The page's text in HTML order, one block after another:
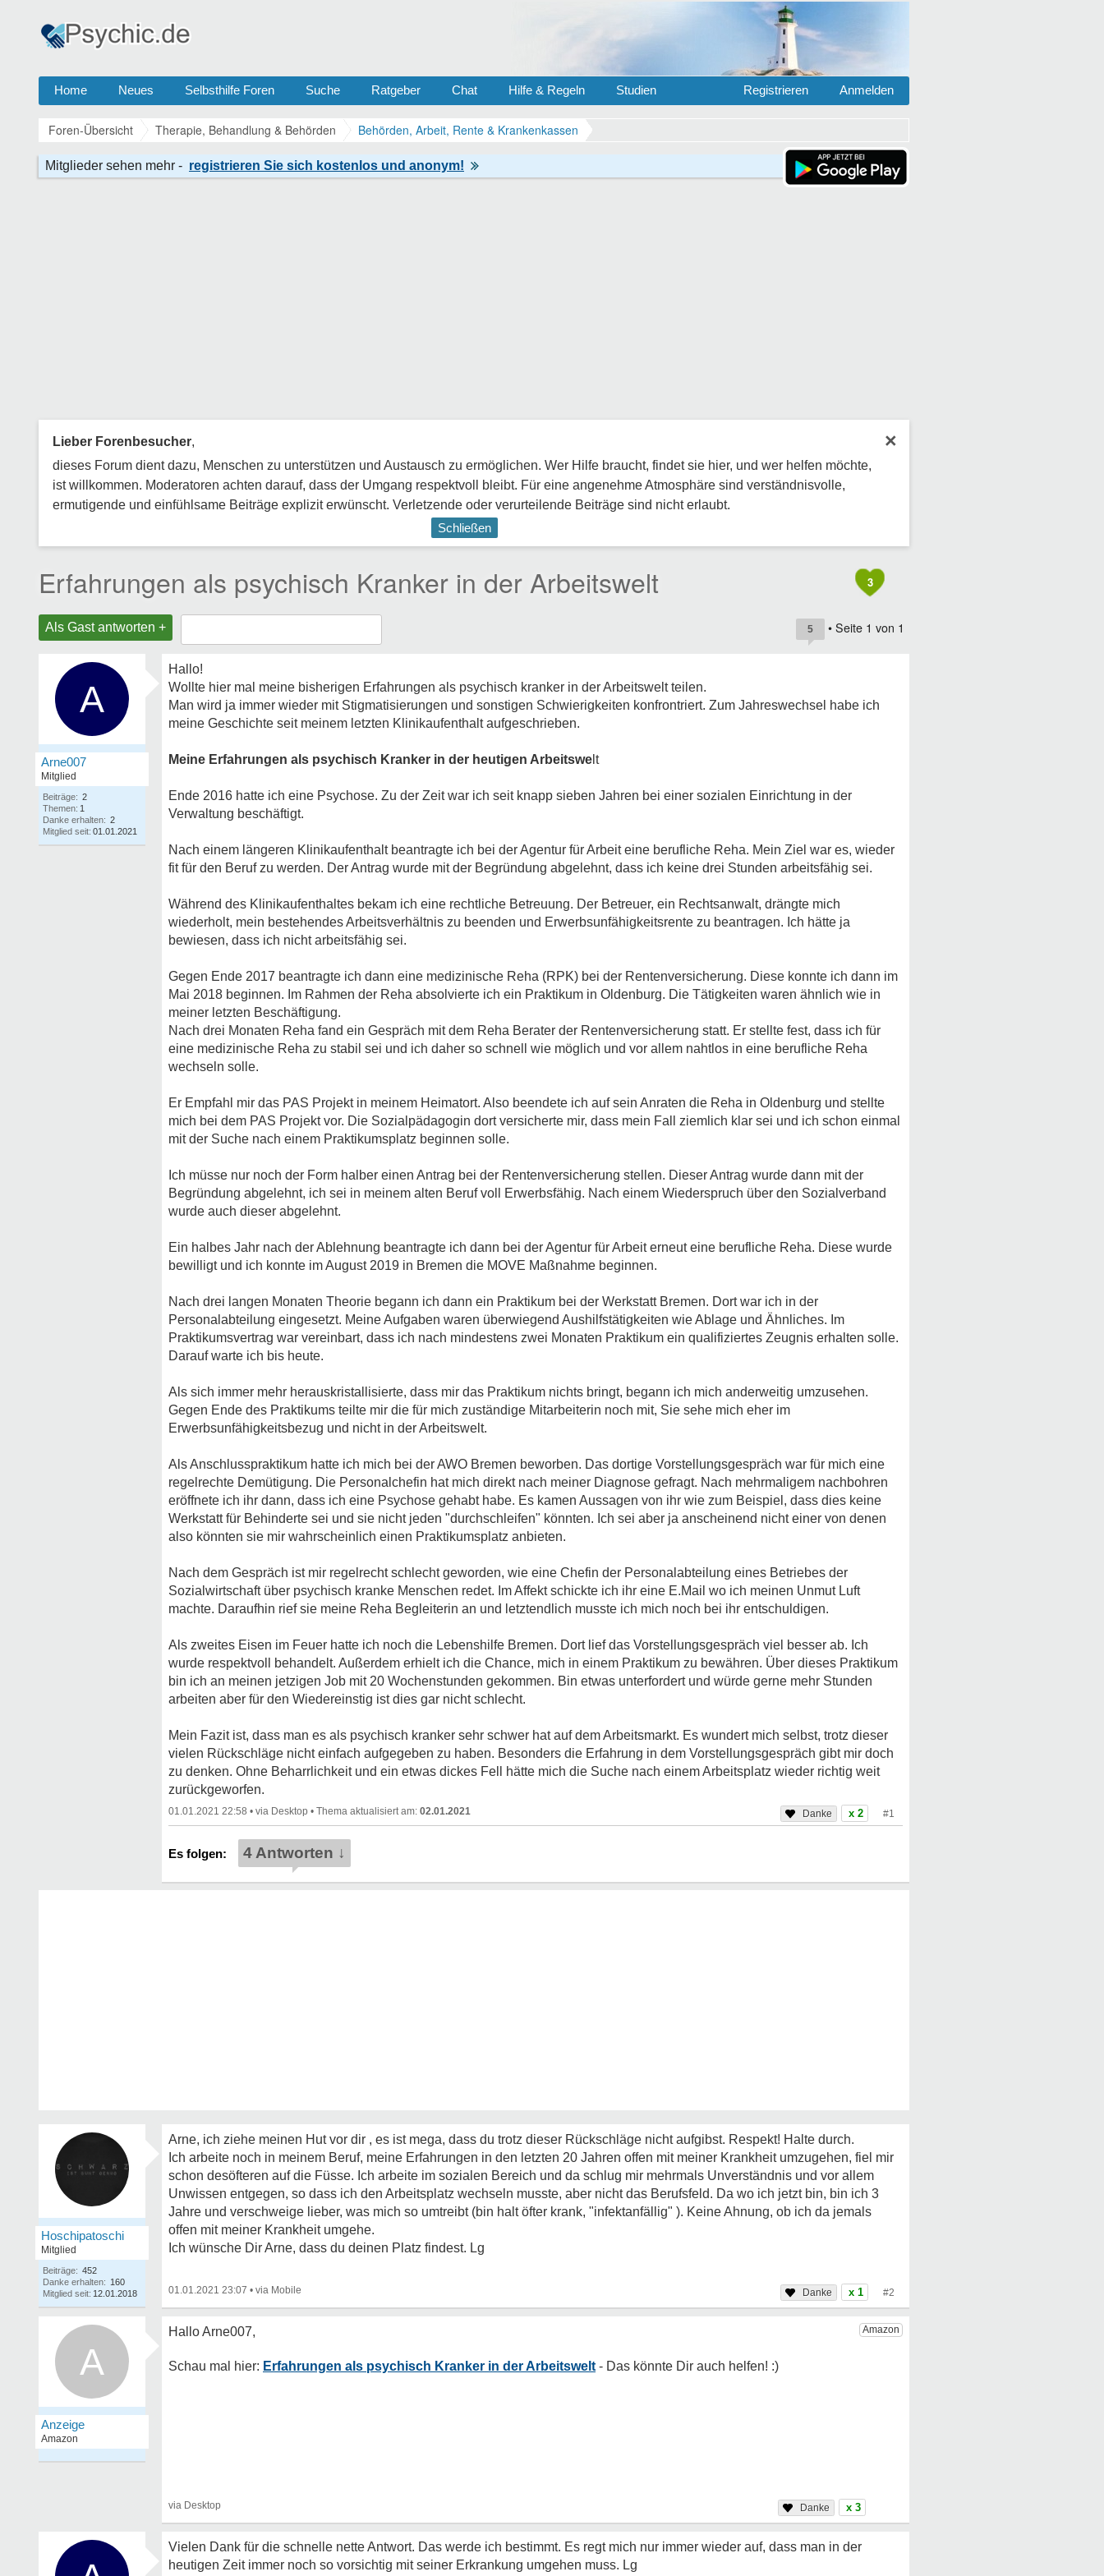
Home Neues Selbsthilfe Foren Suche Ratgeber Chat Hilfe & Regeln Studien Anmelden
Registrieren
Foren-Übersicht Therapie, Behandlung & Behörden Behörden, Arbeit, Rente & Krankenkassen
×
Lieber Forenbesucher,
dieses Forum dient dazu, Menschen zu unterstützen und Austausch zu ermöglichen. Wer Hilfe braucht, findet sie hier, und wer helfen möchte,
ist willkommen. Moderatoren achten darauf, dass der Umgang respektvoll bleibt. Für eine angenehme Atmosphäre sind verständnisvolle,
ermutigende und einfühlsame Beiträge explizit erwünscht. Verletzende oder verurteilende Beiträge sind nicht erlaubt.
Schließen
3
Erfahrungen als psychisch Kranker in der Arbeitswelt
Als Gast antworten + 5 • Seite 1 von 1
A
Arne007
Mitglied
Beiträge: 2
Themen: 1
Danke erhalten: 2
Mitglied seit: 01.01.2021
Hallo!
Wollte hier mal meine bisherigen Erfahrungen als psychisch kranker in der Arbeitswelt teilen.
Man wird ja immer wieder mit Stigmatisierungen und sonstigen Schwierigkeiten konfrontriert. Zum Jahreswechsel habe ich
meine Geschichte seit meinem letzten Klinikaufenthalt aufgeschrieben.
Meine Erfahrungen als psychisch Kranker in der heutigen Arbeitswe lt
Ende 2016 hatte ich eine Psychose. Zu der Zeit war ich seit knapp sieben Jahren bei einer sozialen Einrichtung in der
Verwaltung beschäftigt.
Nach einem längeren Klinikaufenthalt beantragte ich bei der Agentur für Arbeit eine berufliche Reha. Mein Ziel war es, wieder
fit für den Beruf zu werden. Der Antrag wurde mit der Begründung abgelehnt, dass ich keine drei Stunden arbeitsfähig sei.
Während des Klinikaufenthaltes bekam ich eine rechtliche Betreuung. Der Betreuer, ein Rechtsanwalt, drängte mich
wiederholt, mein bestehendes Arbeitsverhältnis zu beenden und Erwerbsunfähigkeitsrente zu beantragen. Ich hätte ja
bewiesen, dass ich nicht arbeitsfähig sei.
Gegen Ende 2017 beantragte ich dann eine medizinische Reha (RPK) bei der Rentenversicherung. Diese konnte ich dann im
Mai 2018 beginnen. Im Rahmen der Reha absolvierte ich ein Praktikum in Oldenburg. Die Tätigkeiten waren ähnlich wie in
meiner letzten Beschäftigung.
Nach drei Monaten Reha fand ein Gespräch mit dem Reha Berater der Rentenversicherung statt. Er stellte fest, dass ich für
eine medizinische Reha zu stabil sei und ich daher so schnell wie möglich und vor allem nahtlos in eine berufliche Reha
wechseln solle.
Er Empfahl mir das PAS Projekt in meinem Heimatort. Also beendete ich auf sein Anraten die Reha in Oldenburg und stellte
mich bei dem PAS Projekt vor. Die Sozialpädagogin dort versicherte mir, dass mein Fall ziemlich klar sei und ich schon einmal
mit der Suche nach einem Praktikumsplatz beginnen solle.
Ich müsse nur noch der Form halber einen Antrag bei der Rentenversicherung stellen. Dieser Antrag wurde dann mit der
Begründung abgelehnt, ich sei in meinem alten Beruf voll Erwerbsfähig. Nach einem Wiederspruch über den Sozialverband
wurde auch dieser abgelehnt.
Ein halbes Jahr nach der Ablehnung beantragte ich dann bei der Agentur für Arbeit erneut eine berufliche Reha. Diese wurde
bewilligt und ich konnte im August 2019 in Bremen die MOVE Maßnahme beginnen.
Nach drei langen Monaten Theorie begann ich dann ein Praktikum bei der Werkstatt Bremen. Dort war ich in der
Personalabteilung eingesetzt. Meine Aufgaben waren überwiegend Aushilfstätigkeiten wie Ablage und Ähnliches. Im
Praktikumsvertrag war vereinbart, dass ich nach mindestens zwei Monaten Praktikum ein qualifiziertes Zeugnis erhalten solle.
Darauf warte ich bis heute.
Als sich immer mehr herauskristallisierte, dass mir das Praktikum nichts bringt, begann ich mich anderweitig umzusehen.
Gegen Ende des Praktikums teilte mir die für mich zuständige Mitarbeiterin noch mit, Sie sehe mich eher im
Erwerbsunfähigkeitsbezug und nicht in der Arbeitswelt.
Als Anschlusspraktikum hatte ich mich bei der AWO Bremen beworben. Das dortige Vorstellungsgespräch war für mich eine
regelrechte Demütigung. Die Personalchefin hat mich direkt nach meiner Diagnose gefragt. Nach mehrmaligem nachbohren
eröffnete ich ihr dann, dass ich eine Psychose gehabt habe. Es kamen Aussagen von ihr wie zum Beispiel, dass dies keine
Werkstatt für Behinderte sei und sie nicht jeden "durchschleifen" könnten. Ich sei aber ja anscheinend nicht einer von denen
also könnten sie mir wahrscheinlich einen Praktikumsplatz anbieten.
Nach dem Gespräch ist mir regelrecht schlecht geworden, wie eine Chefin der Personalabteilung eines Betriebes der
Sozialwirtschaft über psychisch kranke Menschen redet. Im Affekt schickte ich ihr eine E.Mail wo ich meinen Unmut Luft
machte. Daraufhin rief sie meine Reha Begleiterin an und letztendlich musste ich mich noch bei ihr entschuldigen.
Als zweites Eisen im Feuer hatte ich noch die Lebenshilfe Bremen. Dort lief das Vorstellungsgespräch viel besser ab. Ich
wurde respektvoll behandelt. Außerdem erhielt ich die Chance, mich in einem Praktikum zu bewähren. Über dieses Praktikum
bin ich an meinen jetzigen Job mit 20 Wochenstunden gekommen. Bin etwas unterfordert und würde gerne mehr Stunden
arbeiten aber für den Wiedereinstig ist dies gar nicht schlecht.
Mein Fazit ist, dass man es als psychisch kranker sehr schwer hat auf dem Arbeitsmarkt. Es wundert mich selbst, trotz dieser
vielen Rückschläge nicht einfach aufgegeben zu haben. Besonders die Erfahrung in dem Vorstellungsgespräch gibt mir doch
zu denken. Ohne Beharrlichkeit und ein etwas dickes Fell hätte mich die Suche nach einem Arbeitsplatz wieder richtig weit
zurückgeworfen.
01.01.2021 22:58 • • 02.01.2021 x 2 #1
4 Antworten ↓
Hoschipatoschi
Mitglied
Beiträge: 452
Danke erhalten: 160
Mitglied seit: 12.01.2018
Arne, ich ziehe meinen Hut vor dir , es ist mega, dass du trotz dieser Rückschläge nicht aufgibst. Respekt! Halte durch.
Ich arbeite noch in meinem Beruf, meine Erfahrungen in den letzten 20 Jahren offen mit meiner Krankheit umzugehen, fiel mir
schon desöfteren auf die Füsse. Ich arbeite im sozialen Bereich und da schlug mir mehrmals Unverständnis und vor allem
Unwissen entgegen, so dass ich den Arbeitsplatz wechseln musste, aber nicht das Berufsfeld. Da wo ich jetzt bin, bin ich 3
Jahre und verschweige lieber, was mich so umtreibt (bin halt öfter krank, "infektanfällig" ). Keine Ahnung, ob ich da jemals
offen mit meiner Krankheit umgehe.
Ich wünsche Dir Arne, dass du deinen Platz findest. Lg
01.01.2021 23:07 • x 1 #2
A Erfahrungen als psychisch Kranker in der Arbeitswelt
x 3
Vielen Dank für die schnelle nette Antwort. Das werde ich bestimmt. Es regt mich nur immer wieder auf, dass man in der
heutigen Zeit immer noch so vorsichtig mit seiner Erkrankung umgehen muss. Lg